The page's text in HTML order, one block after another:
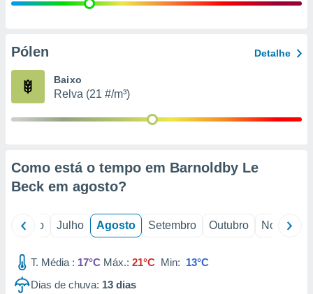
e
de
Pólen Detalhe
Baixo
Relva (21 #/m³)
Como está o tempo em Barnoldby Le
Beck em agosto?
Junho Julho Agosto Setembro Outubro Novembro
T. Média : 17°C Máx.: 21°C Min: 13°C
Dias de chuva: 13 dias